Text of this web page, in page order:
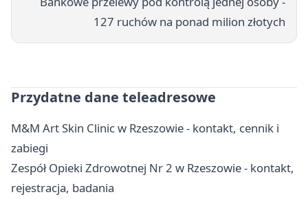
127 ruchów na ponad milion złotych
Przydatne dane teleadresowe
M&M Art Skin Clinic w Rzeszowie - kontakt, cennik i
zabiegi
Zespół Opieki Zdrowotnej Nr 2 w Rzeszowie - kontakt,
rejestracja, badania